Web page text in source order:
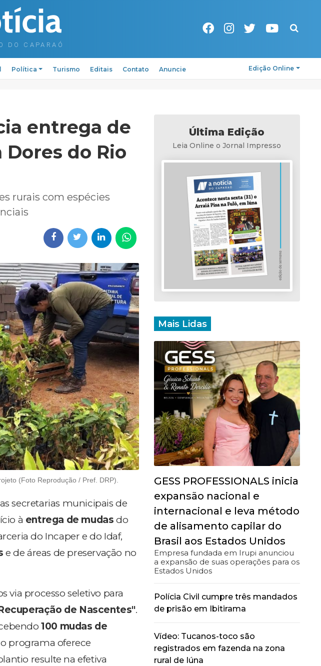
Pesquisa
Política Turismo Editais Contato Anuncie Edição Online
entrega de
do Rio
rurais com espécies
(Foto Reprodução / Pref. DRP).
secretarias municipais de
à entrega de mudas do
do Incaper e do Idaf,
e de áreas de preservação no
via processo seletivo para
de Nascentes".
100 mudas de
programa oferece
resulte na efetiva
Última Edição
Leia Online o Jornal Impresso
Mais Lidas
GESS PROFESSIONALS inicia
expansão nacional e
internacional e leva método
de alisamento capilar do
Brasil aos Estados Unidos
Empresa fundada em Irupi anunciou
a expansão de suas operações para os
Estados Unidos
Polícia Civil cumpre três mandados
de prisão em Ibitirama
Vídeo: Tucanos-toco são
registrados em fazenda na zona
rural de Iúna